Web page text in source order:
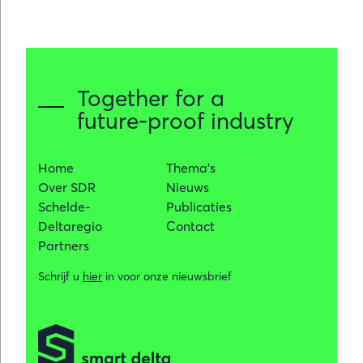
Together for a
future-proof industry
Home
Over SDR
Schelde-
Deltaregio
Partners
Thema's
Nieuws
Publicaties
Contact
Schrijf u hier in voor onze nieuwsbrief